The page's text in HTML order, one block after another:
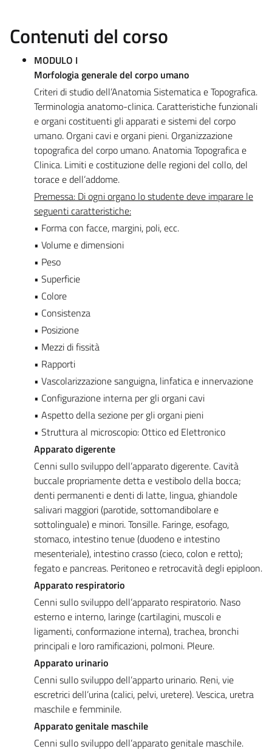
Contenuti del corso
MODULO I
Morfologia generale del corpo umano
Criteri di studio dell’Anatomia Sistematica e Topografica.
Terminologia anatomo-clinica. Caratteristiche funzionali
e organi costituenti gli apparati e sistemi del corpo
umano. Organi cavi e organi pieni. Organizzazione
topografica del corpo umano. Anatomia Topografica e
Clinica. Limiti e costituzione delle regioni del collo, del
torace e dell’addome.
Premessa: Di ogni organo lo studente deve imparare le
seguenti caratteristiche:
• Forma con facce, margini, poli, ecc.
• Volume e dimensioni
• Peso
• Superficie
• Colore
• Consistenza
• Posizione
• Mezzi di fissità
• Rapporti
• Vascolarizzazione sanguigna, linfatica e innervazione
• Configurazione interna per gli organi cavi
• Aspetto della sezione per gli organi pieni
• Struttura al microscopio: Ottico ed Elettronico
Apparato digerente
Cenni sullo sviluppo dell’apparato digerente. Cavità
buccale propriamente detta e vestibolo della bocca;
denti permanenti e denti di latte, lingua, ghiandole
salivari maggiori (parotide, sottomandibolare e
sottolinguale) e minori. Tonsille. Faringe, esofago,
stomaco, intestino tenue (duodeno e intestino
mesenteriale), intestino crasso (cieco, colon e retto);
fegato e pancreas. Peritoneo e retrocavità degli epiploon.
Apparato respiratorio
Cenni sullo sviluppo dell’apparato respiratorio. Naso
esterno e interno, laringe (cartilagini, muscoli e
ligamenti, conformazione interna), trachea, bronchi
principali e loro ramificazioni, polmoni. Pleure.
Apparato urinario
Cenni sullo sviluppo dell’apparto urinario. Reni, vie
escretrici dell’urina (calici, pelvi, uretere). Vescica, uretra
maschile e femminile.
Apparato genitale maschile
Cenni sullo sviluppo dell’apparato genitale maschile.